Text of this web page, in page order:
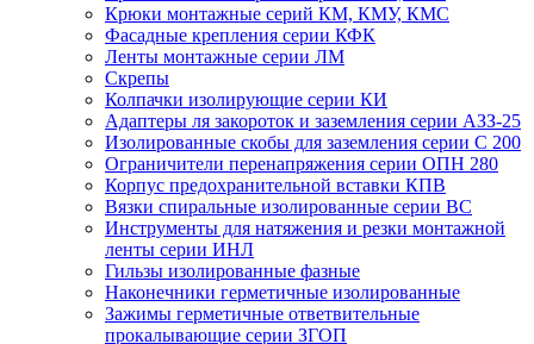
Крюки монтажные серий КМ, КМУ, КМС
Фасадные крепления серии КФК
Ленты монтажные серии ЛМ
Скрепы
Колпачки изолирующие серии КИ
Адаптеры ля закороток и заземления серии АЗЗ-25
Изолированные скобы для заземления серии С 200
Ограничители перенапряжения серии ОПН 280
Корпус предохранительной вставки КПВ
Вязки спиральные изолированные серии ВС
Инструменты для натяжения и резки монтажной
ленты серии ИНЛ
Гильзы изолированные фазные
Наконечники герметичные изолированные
Зажимы герметичные ответвительные
прокалывающие серии ЗГОП